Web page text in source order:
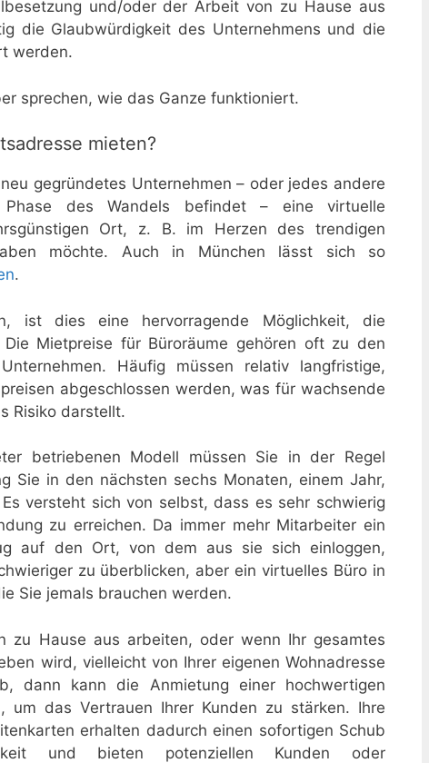
und/oder der Arbeit von zu Hause aus
die Glaubwürdigkeit des Unternehmens und die
werden.
sprechen, wie das Ganze funktioniert.
mieten?
gegründetes Unternehmen – oder jedes andere
des Wandels befindet – eine virtuelle
Ort, z. B. im Herzen des trendigen
möchte. Auch in München lässt sich so
.
ist dies eine hervorragende Möglichkeit, die
Mietpreise für Büroräume gehören oft zu den
Häufig müssen relativ langfristige,
abgeschlossen werden, was für wachsende
Risiko darstellt.
betriebenen Modell müssen Sie in der Regel
Sie in den nächsten sechs Monaten, einem Jahr,
versteht sich von selbst, dass es sehr schwierig
zu erreichen. Da immer mehr Mitarbeiter ein
auf den Ort, von dem aus sie sich einloggen,
zu überblicken, aber ein virtuelles Büro in
Sie jemals brauchen werden.
zu Hause aus arbeiten, oder wenn Ihr gesamtes
wird, vielleicht von Ihrer eigenen Wohnadresse
dann kann die Anmietung einer hochwertigen
um das Vertrauen Ihrer Kunden zu stärken. Ihre
erhalten dadurch einen sofortigen Schub
und bieten potenziellen Kunden oder